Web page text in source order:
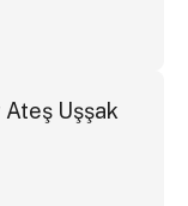
Uşşak